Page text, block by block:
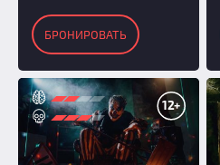
БРОНИРОВАТЬ
12+